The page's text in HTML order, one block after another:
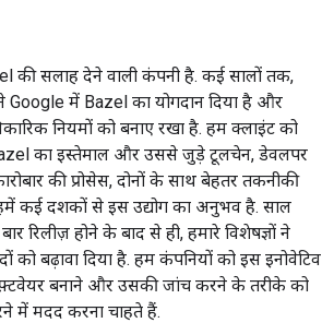
की सलाह देने वाली कंपनी है. कई सालों तक,
ने Google में Bazel का योगदान दिया है और
नियमों को बनाए रखा है. हम क्लाइंट को
का इस्तेमाल और उससे जुड़े टूलचेन, डेवलपर
की प्रोसेस, दोनों के साथ बेहतर तकनीकी
कई दशकों से इस उद्योग का अनुभव है. साल
रिलीज़ होने के बाद से ही, हमारे विशेषज्ञों ने
को बढ़ावा दिया है. हम कंपनियों को इस इनोवेटिव
बनाने और उसकी जांच करने के तरीके को
में मदद करना चाहते हैं.